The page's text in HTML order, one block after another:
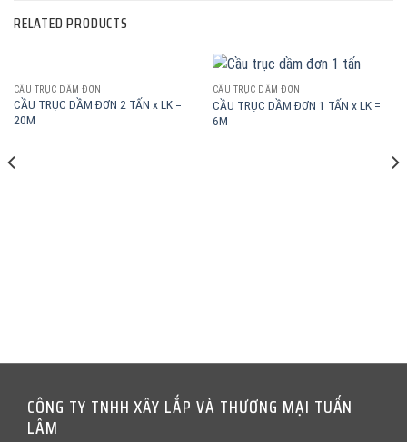
RELATED PRODUCTS
CẦU TRỤC DẦM ĐƠN
CẦU TRỤC DẦM ĐƠN 2 TẤN x LK =
20M
CẦU TRỤC DẦM ĐƠN
CẦU TRỤC DẦM ĐƠN 1 TẤN x LK =
6M
CÔNG TY TNHH XÂY LẮP VÀ THƯƠNG MẠI TUẤN
LÂM